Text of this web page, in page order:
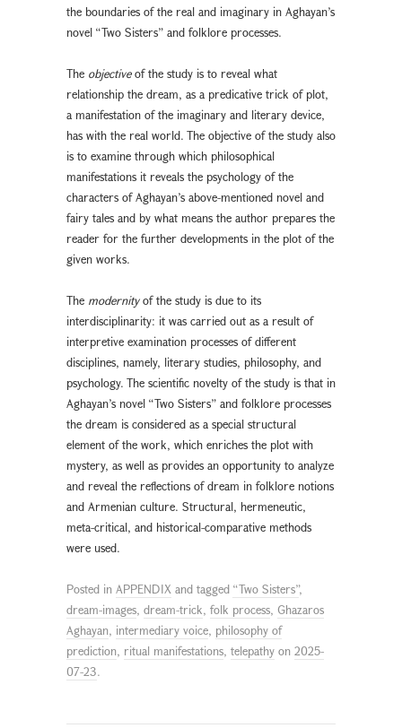
the boundaries of the real and imaginary in Aghayan’s
novel “Two Sisters” and folklore processes.
The objectiveof the study is to reveal what
relationship the dream, as a predicative trick of plot,
a manifestation of the imaginary and literary device,
has with the real world. The objective of the study also
is to examine through which philosophical
manifestations it reveals the psychology of the
characters of Aghayan’s above-mentioned novel and
fairy tales and by what means the author prepares the
reader for the further developments in the plot of the
given works.
The modernityof the study is due to its
interdisciplinarity: it was carried out as a result of
interpretive examination processes of different
disciplines, namely, literary studies, philosophy, and
psychology. The scientific novelty of the study is that in
Aghayan’s novel “Two Sisters” and folklore processes
the dream is considered as a special structural
element of the work, which enriches the plot with
mystery, as well as provides an opportunity to analyze
and reveal the reflections of dream in folklore notions
and Armenian culture. Structural, hermeneutic,
meta-critical, and historical-comparative methods
were used.
Posted in APPENDIX and tagged “Two Sisters”,
dream-images, dream-trick, folk process, Ghazaros
Aghayan, intermediary voice, philosophy of
prediction, ritual manifestations, telepathy on 2025-
07-23.